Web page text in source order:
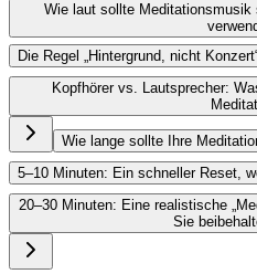
Wie laut sollte Meditationsmusik
Die Regel „Hintergrund, nicht
Kopfhörer vs. Lautsprecher:
Wie lange sollte Ihre
5–10 Minuten: Ein schneller Reset,
20–30 Minuten: Eine realistische
Sie